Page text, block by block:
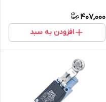
407,000
افزودن به سبد